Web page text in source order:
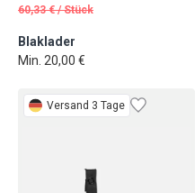
60,33 € /Stück
Blaklader
Min. 20,00 €
Versand 3 Tage